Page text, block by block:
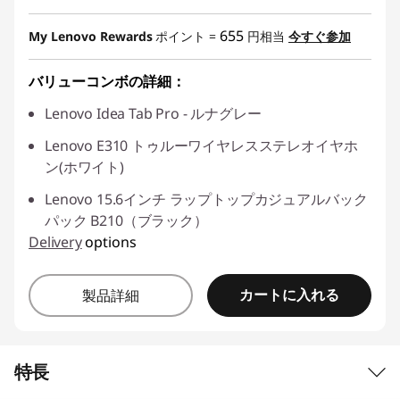
特別割引 :-¥1,790
Eクーポン割引 :-¥6,050
*特典の併用はできません
Eクーポンコード :
My Lenovo Rewards ポイント = 655 円相当 今すぐ参加
バリューコンボの詳細：
Lenovo Idea Tab Pro - ルナグレー
Lenovo E310 トゥルーワイヤレスステレオイヤホ
ン(ホワイト)
Lenovo 15.6インチ ラップトップカジュアルバック
パック B210（ブラック）
Deliveryoptions
製品詳細 カートに入れる
特長